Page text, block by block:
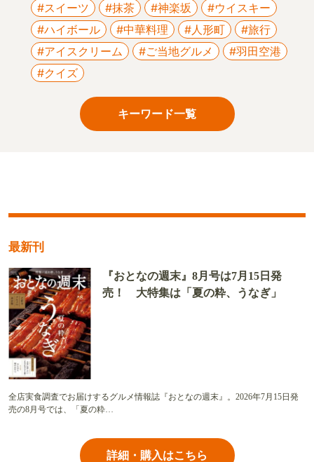
#スイーツ #抹茶 #神楽坂
#ウイスキー
#ハイボール
#中華料理 #人形町
#旅行
#アイスクリーム
#ご当地グルメ
#羽田空港
#クイズ
キーワード一覧
最新刊
『おとなの週末』8月号は7月15日発
売！ 大特集は「夏の粋、うなぎ」
全店実食調査でお届けするグルメ情報誌『おとなの週末』。2026年7月15日発
売の8月号では、「夏の粋…
詳細・購入はこちら